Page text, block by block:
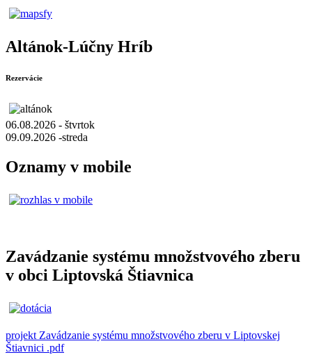
Altánok-Lúčny Hríb
Rezervácie
06.08.2026 - štvrtok
09.09.2026 -streda
Oznamy v mobile
Zavádzanie systému množstvového zberu
v obci Liptovská Štiavnica
projekt Zavádzanie systému množstvového zberu v Liptovskej
Štiavnici .pdf